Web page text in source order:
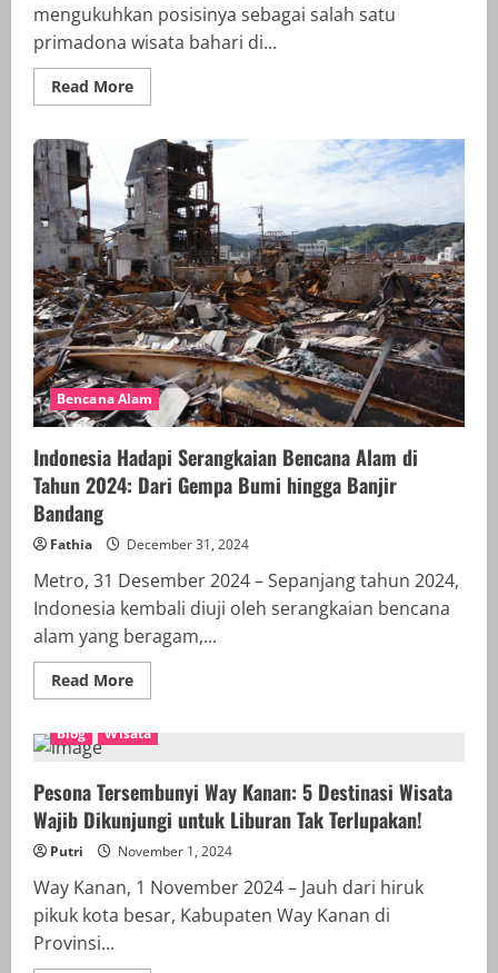
mengukuhkan posisinya sebagai salah satu
primadona wisata bahari di...
Read MoreRead
more
Surga
Bawah
Laut
Hingga
Kafe
Senja,
Inilah
5
Wajah
Pesisir
Lampung
yang
Wajib
Dikunjungi
Bencana Alam
Indonesia Hadapi Serangkaian Bencana Alam di
Tahun 2024: Dari Gempa Bumi hingga Banjir
Bandang
Fathia December 31, 2024
Metro, 31 Desember 2024 – Sepanjang tahun 2024,
Indonesia kembali diuji oleh serangkaian bencana
alam yang beragam,...
Read MoreRead
more
Hadapi
Alam
di
Tahun
2024:
Dari
Bumi
hingga
Banjir
Bandang
Blog Wisata
Pesona Tersembunyi Way Kanan: 5 Destinasi Wisata
Wajib Dikunjungi untuk Liburan Tak Terlupakan!
Putri November 1, 2024
Way Kanan, 1 November 2024 – Jauh dari hiruk
pikuk kota besar, Kabupaten Way Kanan di
Provinsi...